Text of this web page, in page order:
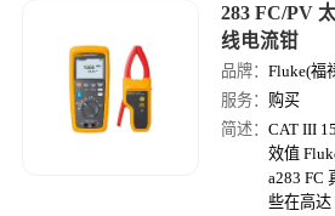
283 FC/PV
线电流钳
品牌：Fluke(福
服务： 购买
简述：CAT III
效值
a283 FC
些在高达